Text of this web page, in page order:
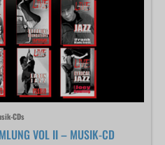
CDs
VOL II – MUSIK-CD